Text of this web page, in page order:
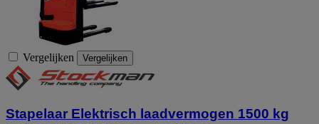
Vergelijken Vergelijken
Stapelaar Elektrisch laadvermogen 1500 kg